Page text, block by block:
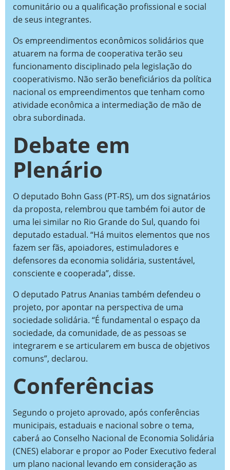
comunitário ou a qualificação profissional e social
de seus integrantes.
Os empreendimentos econômicos solidários que
atuarem na forma de cooperativa terão seu
funcionamento disciplinado pela legislação do
cooperativismo. Não serão beneficiários da política
nacional os empreendimentos que tenham como
atividade econômica a intermediação de mão de
obra subordinada.
Debate em
Plenário
O deputado Bohn Gass (PT-RS), um dos signatários
da proposta, relembrou que também foi autor de
uma lei similar no Rio Grande do Sul, quando foi
deputado estadual. “Há muitos elementos que nos
fazem ser fãs, apoiadores, estimuladores e
defensores da economia solidária, sustentável,
consciente e cooperada”, disse.
O deputado Patrus Ananias também defendeu o
projeto, por apontar na perspectiva de uma
sociedade solidária. “É fundamental o espaço da
sociedade, da comunidade, de as pessoas se
integrarem e se articularem em busca de objetivos
comuns”, declarou.
Conferências
Segundo o projeto aprovado, após conferências
municipais, estaduais e nacional sobre o tema,
caberá ao Conselho Nacional de Economia Solidária
(CNES) elaborar e propor ao Poder Executivo federal
um plano nacional levando em consideração as